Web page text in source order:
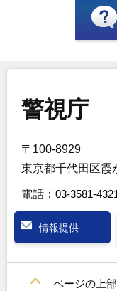
警視庁
〒100-8929
東京都千代田区霞
電話： 03-3581-
情報提供
ページの上